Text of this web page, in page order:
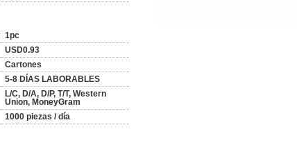
1pc
USD0.93
Cartones
5-8 DÍAS LABORABLES
L/C, D/A, D/P, T/T, Western
Union, MoneyGram
1000 piezas / día